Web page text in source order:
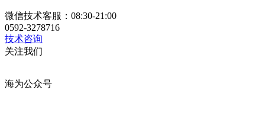
微信技术客服：08:30-21:00
0592-3278716
技术咨询
关注我们
海为公众号